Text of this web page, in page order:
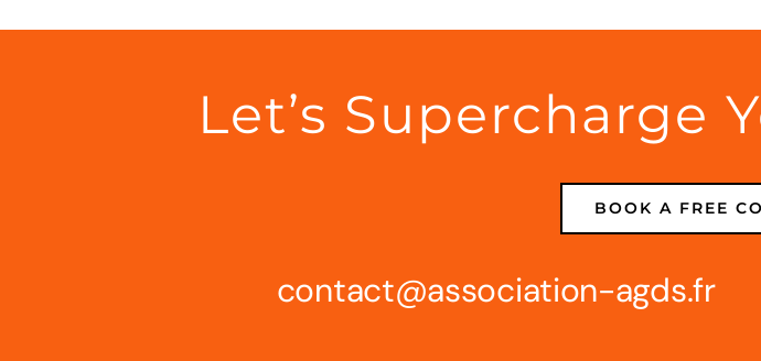
Let’s Supercharge
BOOK A FREE
contact@association-agds.fr